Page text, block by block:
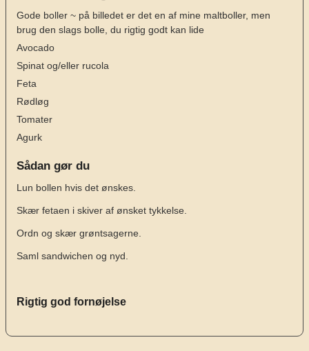
Gode boller ~ på billedet er det en af mine maltboller, men
brug den slags bolle, du rigtig godt kan lide
Avocado
Spinat og/eller rucola
Feta
Rødløg
Tomater
Agurk
Sådan gør du
Lun bollen hvis det ønskes.
Skær fetaen i skiver af ønsket tykkelse.
Ordn og skær grøntsagerne.
Saml sandwichen og nyd.
Rigtig god fornøjelse